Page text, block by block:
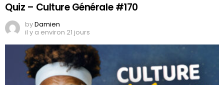
Quiz – Culture Générale #170
byDamien
il y a environ 21 jours